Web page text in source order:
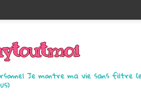
Je montre ma vie sans filtre